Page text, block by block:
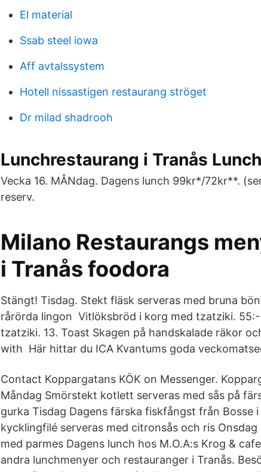
El material
Ssab steel iowa
Aff avtalssystem
Hotell nissastigen restaurang ströget
Dr milad shadrooh
Lunchrestaurang i Tranås
Vecka 16. MÅNdag. Dagens lunch 99kr*/72kr**.
reserv.
Milano Restaurangs
i Tranås foodora
Stängt! Tisdag. Stekt fläsk serveras med bruna
rårörda lingon Vitlöksbröd i korg med tzatziki.
tzatziki. 13. Toast Skagen på handskalade räkor
with Här hittar du ICA Kvantums goda
Contact Koppargatans KÖK on Messenger.
Måndag Smörstekt kotlett serveras med sås på
gurka Tisdag Dagens färska fiskfångst från Bosse
kycklingfilé serveras med citronsås och ris
med parmes Dagens lunch hos M.O.A:s Krog &
andra lunchmenyer och restauranger i Tranås.